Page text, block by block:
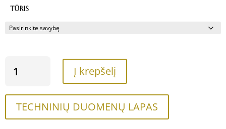
TŪRIS
KIEKIS:
LAUKO
DARBAMS
TEKNOS
Į krepšelį
TECHNINIŲ DUOMENŲ LAPAS